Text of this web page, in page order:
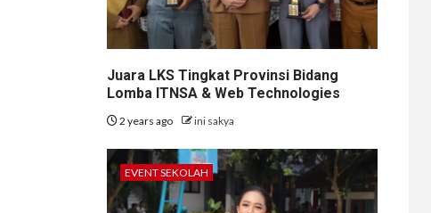
Juara LKS Tingkat Provinsi Bidang
Lomba ITNSA & Web Technologies
2 years ago ini sakya
EVENT SEKOLAH